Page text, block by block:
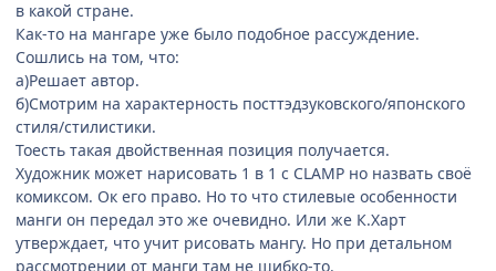
в какой стране.
Как-то на мангаре уже было подобное рассуждение.
Сошлись на том, что:
а)Решает автор.
б)Смотрим на характерность посттэдзуковского/японского
стиля/стилистики.
Тоесть такая двойственная позиция получается.
Художник может нарисовать 1 в 1 с CLAMP но назвать своё
комиксом. Ок его право. Но то что стилевые особенности
манги он передал это же очевидно. Или же К.Харт
утверждает, что учит рисовать мангу. Но при детальном
рассмотрении от манги там не шибко-то.